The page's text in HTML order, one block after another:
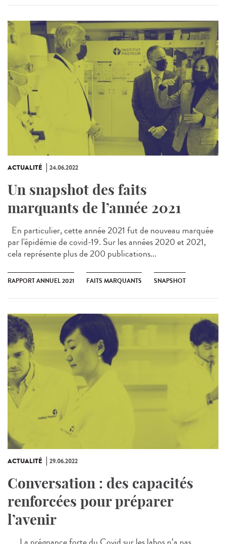
ACTUALITÉ 24.06.2022
Un snapshot des faits
marquants de l’année 2021
En particulier, cette année 2021 fut de nouveau marquée
par l'épidémie de covid-19. Sur les années 2020 et 2021,
cela représente plus de 200 publications...
RAPPORT ANNUEL 2021 FAITS MARQUANTS SNAPSHOT
ACTUALITÉ 29.06.2022
Conversation : des capacités
renforcées pour préparer
l’avenir